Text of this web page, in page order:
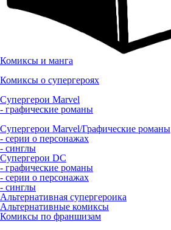
Комиксы и манга
Комиксы о супергероях
Супергерои Marvel
- графические романы
Супергерои Marvel/Графические романы
- серии о персонажах
- синглы
Супергерои DC
- графические романы
- серии о персонажах
- синглы
Альтернативная супергероика
Альтернативные комиксы
Комиксы по франшизам